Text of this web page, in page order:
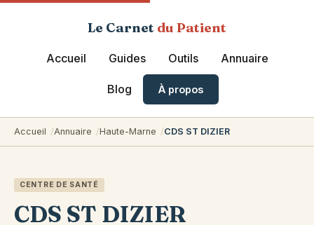
Le Carnet du Patient
Accueil Guides Outils Annuaire
Blog À propos
Accueil Annuaire Haute-Marne CDS ST DIZIER
CENTRE DE SANTÉ
CDS ST DIZIER